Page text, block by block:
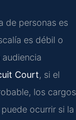
de personas es
es débil o
Court, si el
los cargos
ocurrir si la